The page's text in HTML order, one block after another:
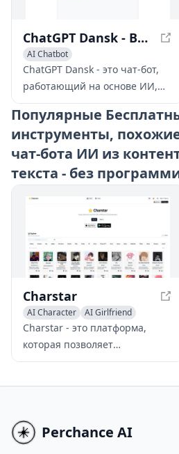
ChatGPT Dansk - Ваш Бесплатный Чат-бот без Регистрации
AI Chatbot
Large Language Models (LLMs)
ChatGPT Dansk - это чат-бот,
работающий на основе ИИ,
который помогает вам с
широким спектром задач, от
ответов на вопросы и
предоставления информации
до помощи в творческом
написании, решении проблем
и многом другом.
Популярные
инструменты,
чат-бота ИИ из
текста - без
Charstar
AI Character
AI Girlfriend
AI Chatbot
Charstar - это платформа,
которая позволяет
пользователям общаться с
уникальными личностями и
способностями. Пользователи
Perchance AI